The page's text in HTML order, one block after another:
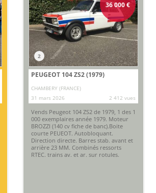
36 000€
2
PEUGEOT 104 ZS2 (1979)
CHAMBERY (FRANCE)
31 mars 2026
2 412 vues
Vends Peugeot 104 ZS2 de 1979, 1 des 1
000 exemplaires année 1979. Moteur
BROZZI (140 cv fiche de banc).Boite
courte PEUEOT. Autobloquant.
Direction directe. Barres stab. avant et
arrière 23 MM. Combinés ressorts
RTEC. trains av. et ar. sur rotules.